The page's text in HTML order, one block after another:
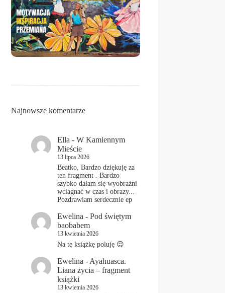
Najnowsze komentarze
Ella -W Kamiennym
Mieście
13 lipca 2026
Beatko, Bardzo dziękuję za
ten fragment . Bardzo
szybko dałam się wyobraźni
wciagnać w czas i obrazy...
Pozdrawiam serdecznie ep
Ewelina -Pod świętym
baobabem
13 kwietnia 2026
Na tę książkę poluję 😉
Ewelina - Ayahuasca.
Liana życia – fragment
książki
13 kwietnia 2026